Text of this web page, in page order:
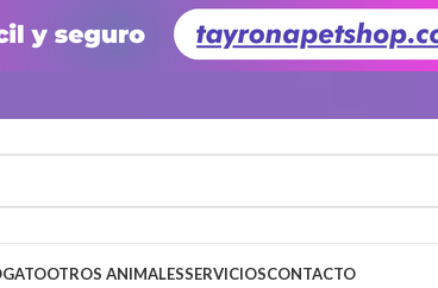
GATOOTROS ANIMALESSERVICIOSCONTACTO